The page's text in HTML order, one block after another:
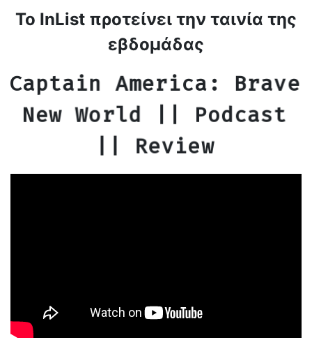
Το InList προτείνει την ταινία της
εβδομάδας
Captain America: Brave
New World || Podcast
|| Review